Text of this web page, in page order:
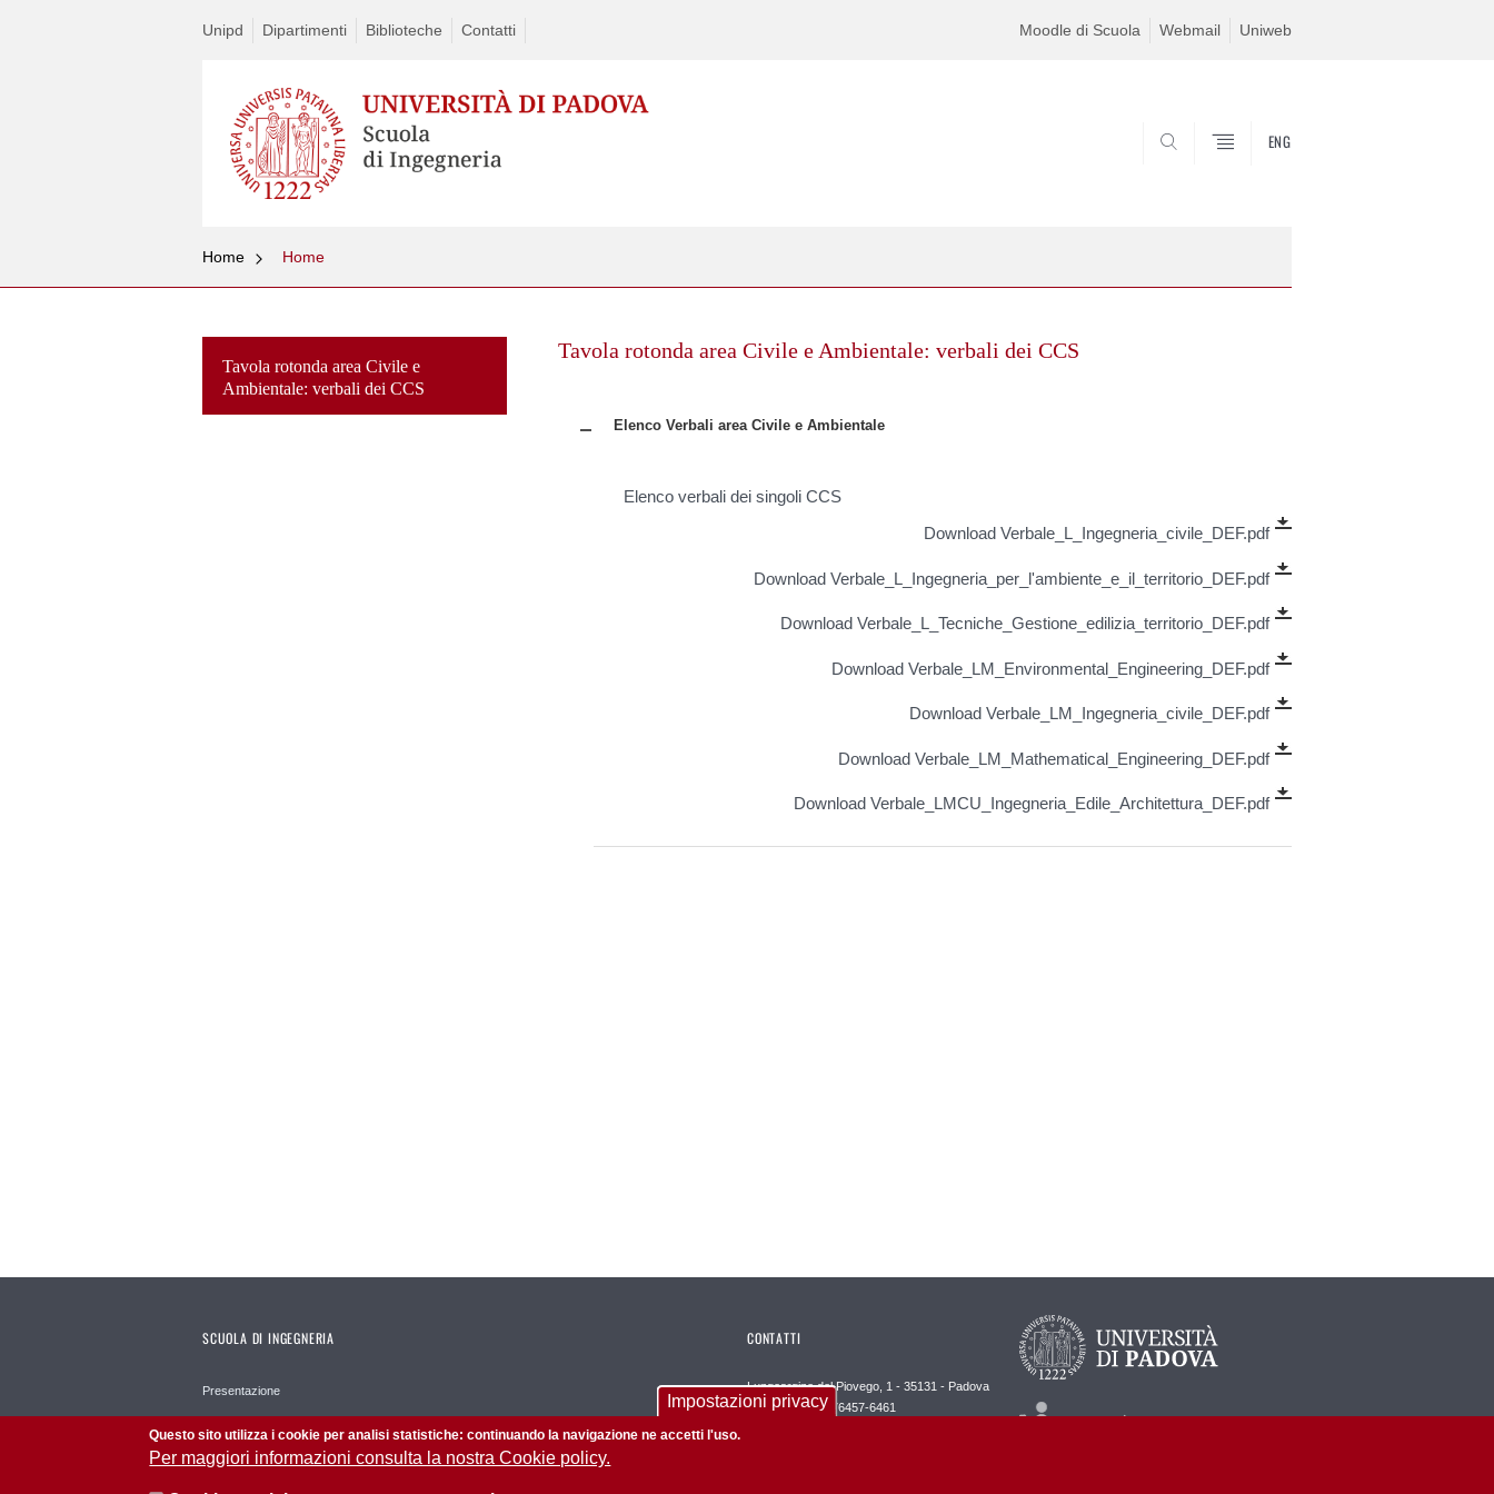
Unipd Dipartimenti Biblioteche Contatti Moodle di Scuola Webmail Uniweb
ENG
Home Home
Tavola rotonda area Civile e
Ambientale: verbali dei CCS
to
Tavola rotonda area Civile e Ambientale: verbali dei CCS
Elenco Verbali area Civile e Ambientale
Elenco verbali dei singoli CCS
Download Verbale_L_Ingegneria_civile_DEF.pdf
Download Verbale_L_Ingegneria_per_l'ambiente_e_il_territorio_DEF.pdf
Download Verbale_L_Tecniche_Gestione_edilizia_territorio_DEF.pdf
Download Verbale_LM_Environmental_Engineering_DEF.pdf
Download Verbale_LM_Ingegneria_civile_DEF.pdf
Download Verbale_LM_Mathematical_Engineering_DEF.pdf
Download Verbale_LMCU_Ingegneria_Edile_Architettura_DEF.pdf
SCUOLA DI INGEGNERIA
Presentazione
Strutture
CONTATTI
Lungoargine del Piovego, 1 - 35131 - Padova
Tel. +39-049-8276457-6461
Impostazioni privacy
Questo sito utilizza i cookie per analisi statistiche: continuando la navigazione ne accetti l'uso.
Per maggiori informazioni consulta la nostra Cookie policy.